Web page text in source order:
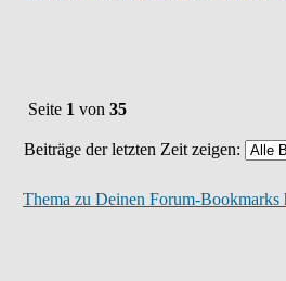
Seite 1 von 35
Beiträge der letzten Zeit zeigen:
Thema zu Deinen Forum-Bookmarks